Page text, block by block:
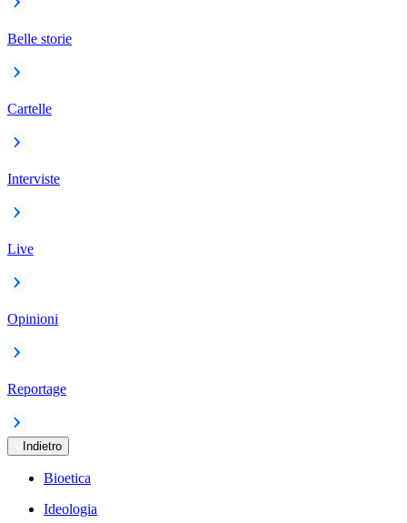
Belle storie
Cartelle
Interviste
Live
Opinioni
Reportage
Indietro
Bioetica
Ideologia